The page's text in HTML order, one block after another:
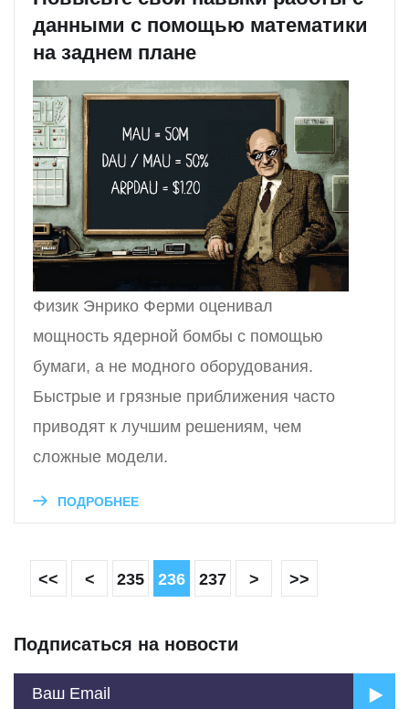
данными с помощью математики
на заднем плане
Физик Энрико Ферми оценивал
мощность ядерной бомбы с помощью
бумаги, а не модного оборудования.
Быстрые и грязные приближения часто
приводят к лучшим решениям, чем
сложные модели.
ПОДРОБНЕЕ
<< < 235 236 237 > >>
Подписаться на новости